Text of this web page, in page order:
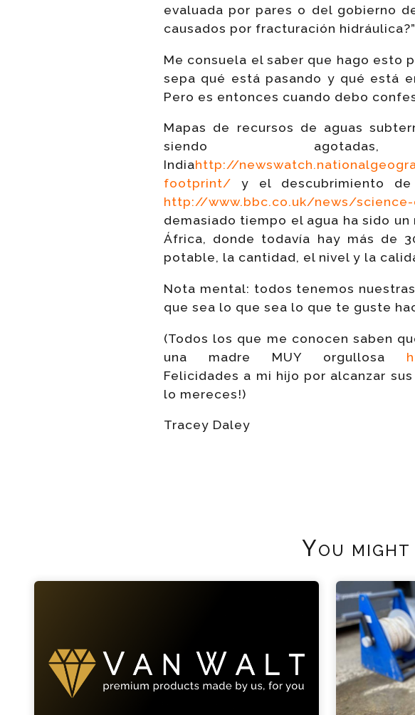
evaluada por pares o del gobierno
causados por fracturación hidráulica?”
Me consuela el saber que hago esto
sepa qué está pasando y qué está
Pero es entonces cuando debo
Mapas de recursos de aguas
siendo
Indiahttp://
footprint/ y el descubrimiento de
http://www.bbc.co.uk/news/science-
demasiado tiempo el agua ha sido
África, donde todavía hay más de
potable, la cantidad, el nivel y la
Nota mental: todos tenemos
que sea lo que sea lo que te guste
(Todos los que me conocen saben
una madre MUY orgullosa
Felicidades a mi hijo por alcanzar
lo mereces!)
Tracey Daley
You